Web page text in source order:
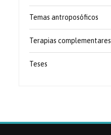
Temas antroposóficos
Terapias complementares
Teses